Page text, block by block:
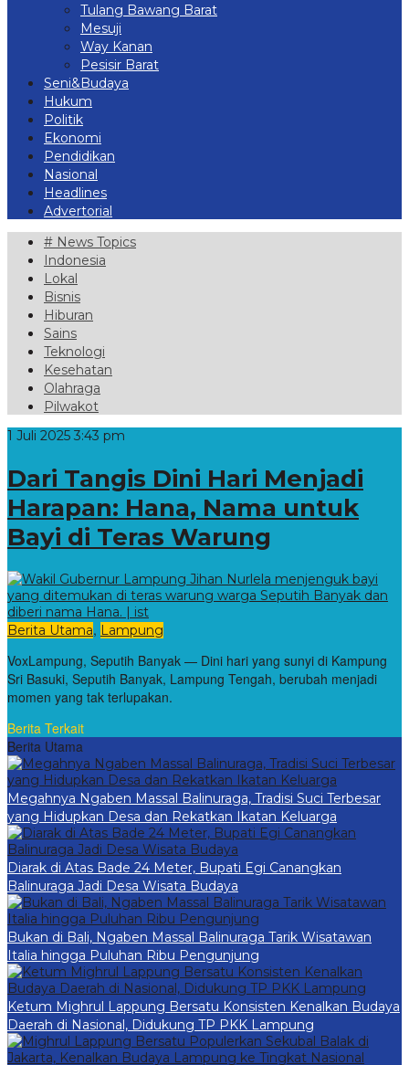
Tulang Bawang Barat
Mesuji
Way Kanan
Pesisir Barat
Seni&Budaya
Hukum
Politik
Ekonomi
Pendidikan
Nasional
Headlines
Advertorial
# News Topics
Indonesia
Lokal
Bisnis
Hiburan
Sains
Teknologi
Kesehatan
Olahraga
Pilwakot
1 Juli 2025 3:43 pm
Dari Tangis Dini Hari Menjadi
Harapan: Hana, Nama untuk
Bayi di Teras Warung
Berita Utama, Lampung
VoxLampung, Seputih Banyak — Dini hari yang sunyi di Kampung
Sri Basuki, Seputih Banyak, Lampung Tengah, berubah menjadi
momen yang tak terlupakan.
Berita Terkait
Berita Utama
Megahnya Ngaben Massal Balinuraga, Tradisi Suci Terbesar
yang Hidupkan Desa dan Rekatkan Ikatan Keluarga
Diarak di Atas Bade 24 Meter, Bupati Egi Canangkan
Balinuraga Jadi Desa Wisata Budaya
Bukan di Bali, Ngaben Massal Balinuraga Tarik Wisatawan
Italia hingga Puluhan Ribu Pengunjung
Ketum Mighrul Lappung Bersatu Konsisten Kenalkan Budaya
Daerah di Nasional, Didukung TP PKK Lampung